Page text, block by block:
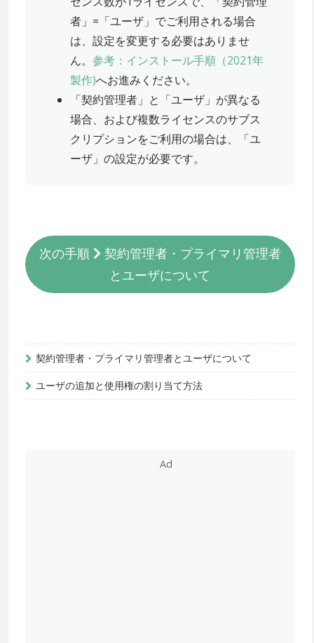
者」=「ユーザ」でご利用される場合
は、設定を変更する必要はありませ
ん。 参考：インストール手順（2021年
製作)へお進みください。
「契約管理者」と「ユーザ」が異なる
場合、および複数ライセンスのサブス
クリプションをご利用の場合は、「ユ
ーザ」の設定が必要です。
次の手順
契約管理者・プライマリ管理者
とユーザについて
契約管理者・プライマリ管理者とユーザについて
ユーザの追加と使用権の割り当て方法